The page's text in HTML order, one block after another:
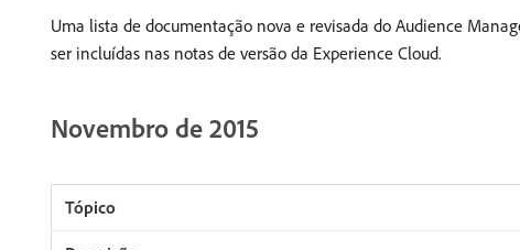
Uma lista de documentação nova e revisada do Audience
ser incluídas nas notas de versão da Experience Cloud.
Novembro de 2015